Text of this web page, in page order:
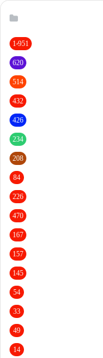
1٬951
620
514
432
426
234
208
84
226
470
167
157
145
54
33
49
14